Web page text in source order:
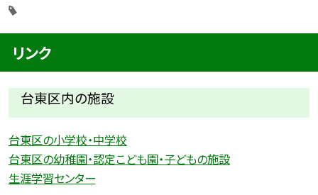
リンク
台東区内の施設
台東区の小学校・中学校
台東区の幼稚園・認定こども園・子どもの施設
生涯学習センター